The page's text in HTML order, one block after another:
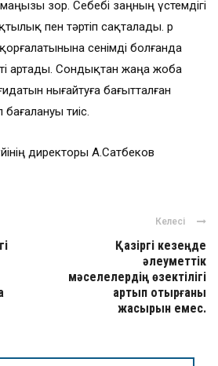
зор. Себебі заңның үстемдігі
пен тәртіп сақталады. Әр
сенімді болғанда
артады. Сондықтан жаңа жоба
нығайтуға бағытталған
тиіс.
директоры А.Сатбеков
Келесі
Қазіргі кезеңде
әлеуметтік
мәселелердің өзектілігі
артып отырғаны
жасырын емес.